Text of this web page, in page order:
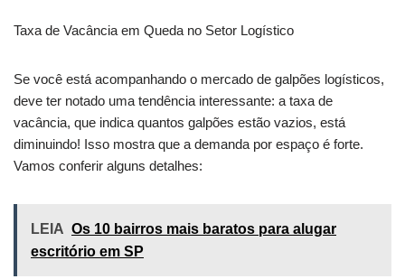
Taxa de Vacância em Queda no Setor Logístico
Se você está acompanhando o mercado de galpões logísticos,
deve ter notado uma tendência interessante: a taxa de
vacância, que indica quantos galpões estão vazios, está
diminuindo! Isso mostra que a demanda por espaço é forte.
Vamos conferir alguns detalhes:
LEIA Os 10 bairros mais baratos para alugar
escritório em SP